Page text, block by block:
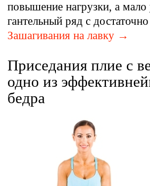
повышение нагрузки, а мало
гантельный ряд с
Зашагивания на лавку →
Приседания плие с
одно из
бедра